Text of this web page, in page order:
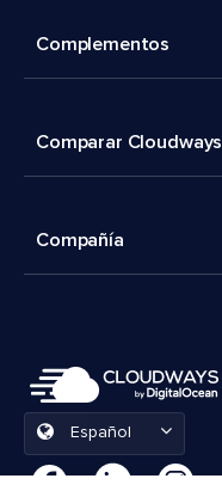
Complementos
Comparar Cloudways
Compañía
Español